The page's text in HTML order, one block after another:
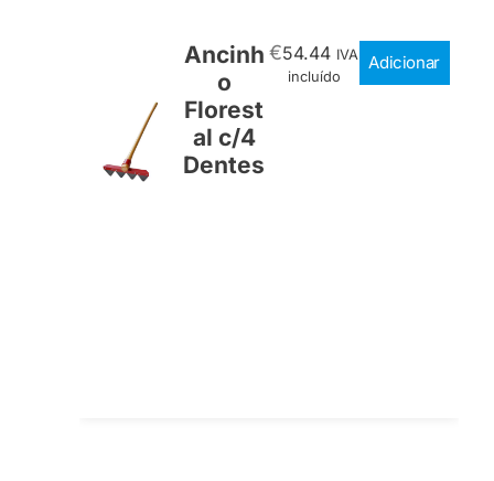
Ancinh
o
Florest
al c/4
Dentes
€54.44 IVA
incluído
Adicionar